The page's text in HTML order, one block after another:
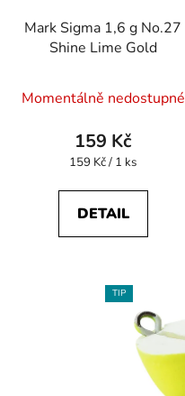
Mark Sigma 1,6 g No.27
Shine Lime Gold
Momentálně nedostupné
159 Kč
Měrná
159 Kč / 1 ks
DETAIL
TIP